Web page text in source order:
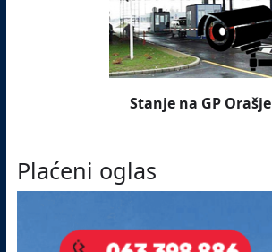
Stanje na GP Orašje
Plaćeni oglas